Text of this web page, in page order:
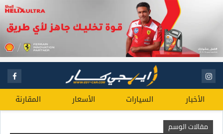
الأخبار السيارات الأسعار المقارنة
مقالات الوسم